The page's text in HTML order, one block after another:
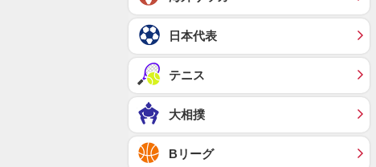
日本代表
テニス
大相撲
Bリーグ